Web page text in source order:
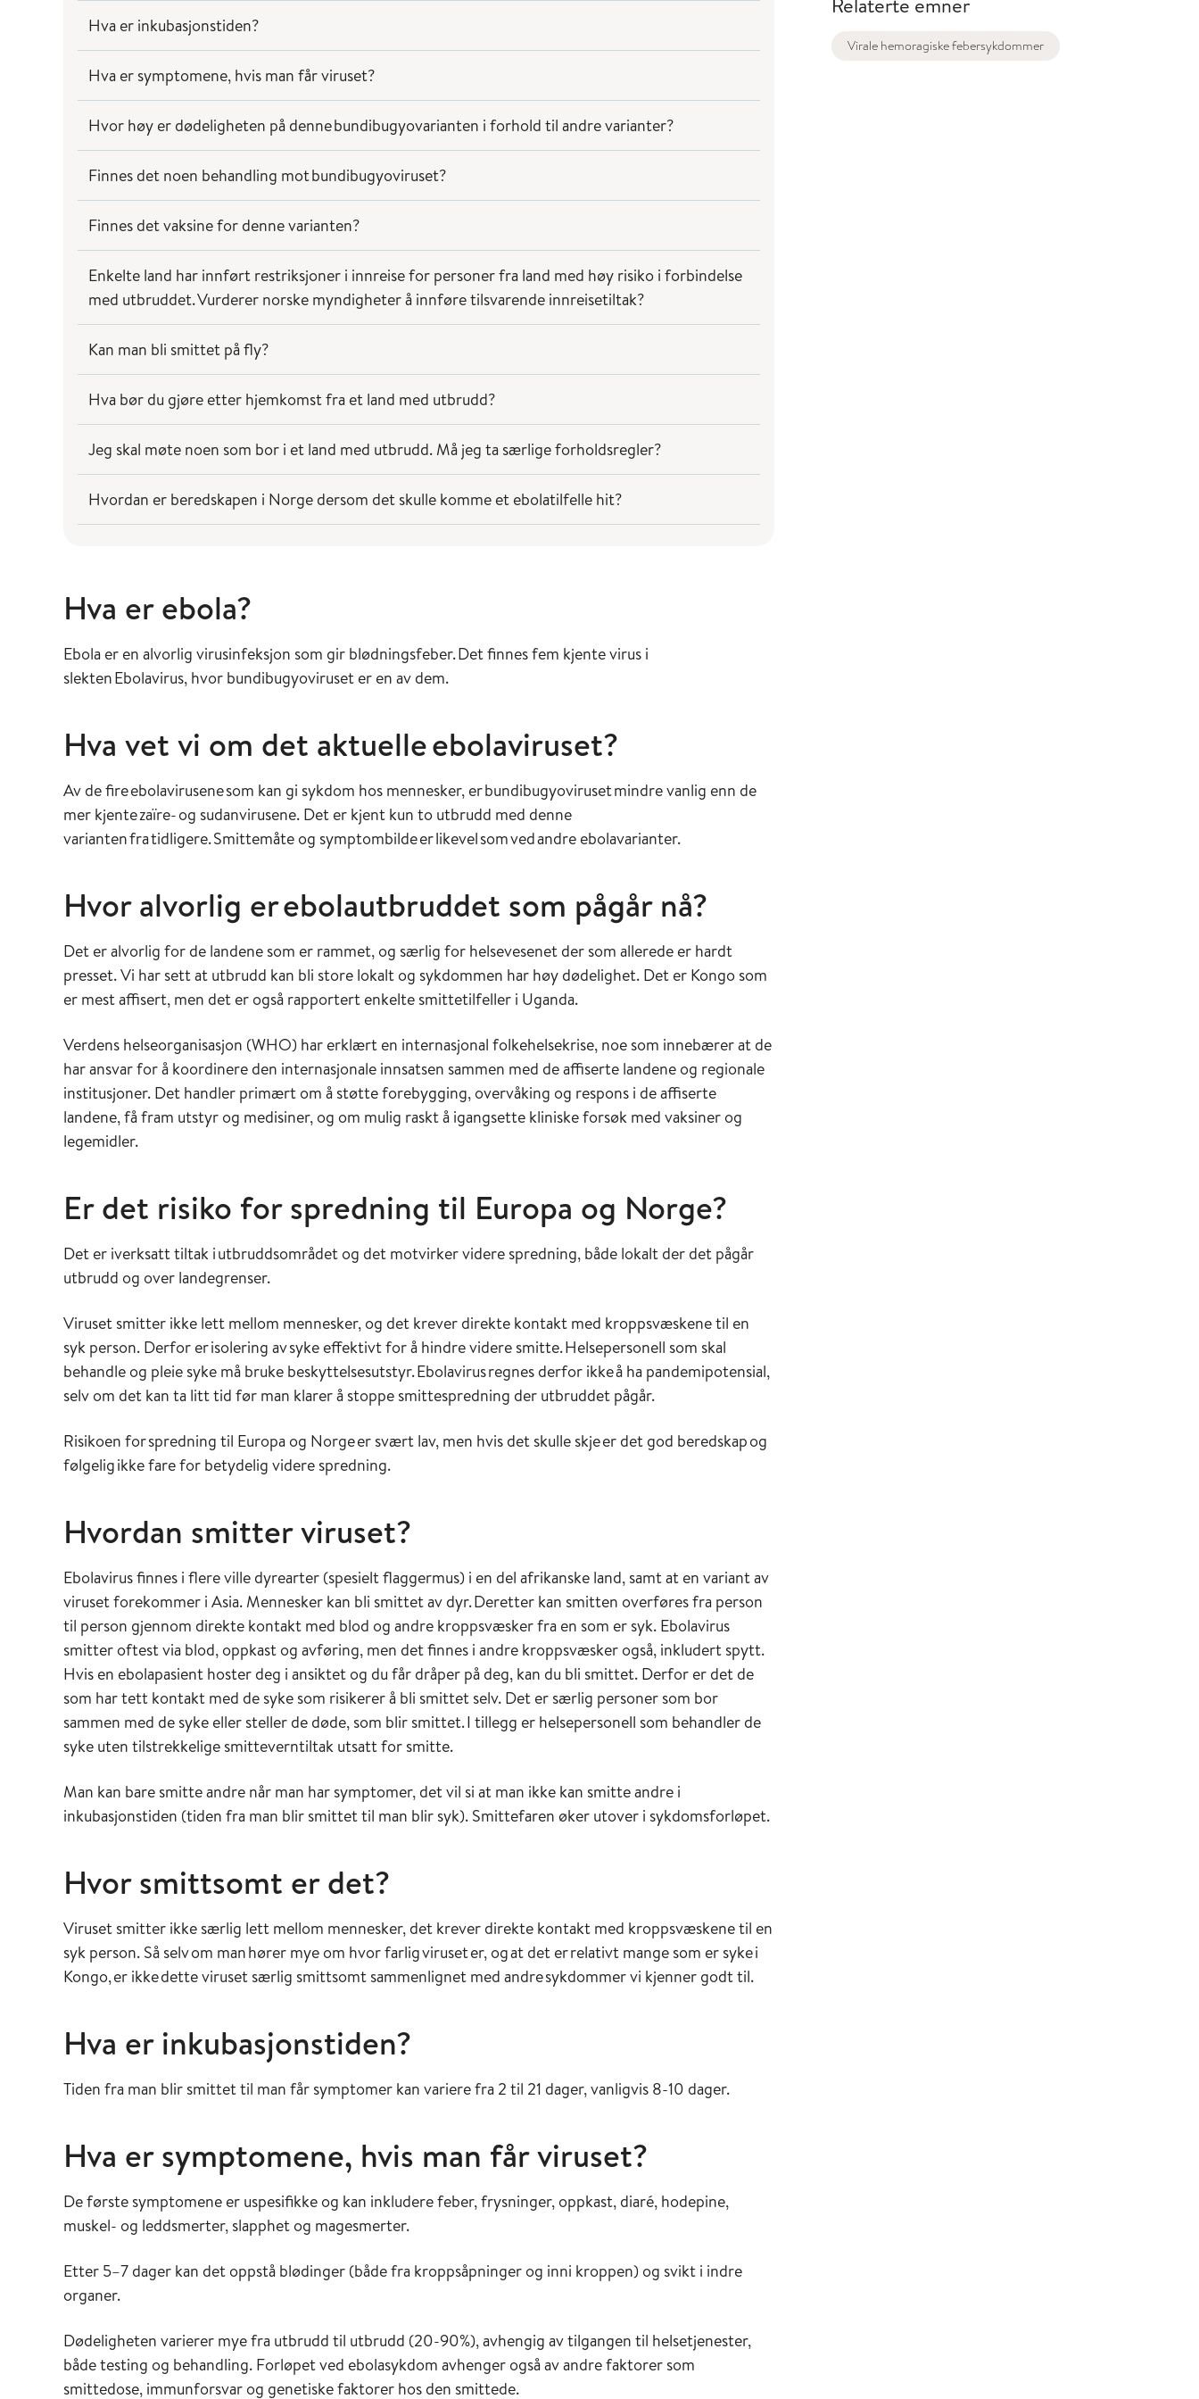
Hva er inkubasjonstiden?
Hva er symptomene, hvis man får viruset?
Hvor høy er dødeligheten på denne bundibugyovarianten i forhold til andre varianter?
Finnes det noen behandling mot bundibugyoviruset?
Finnes det vaksine for denne varianten?
Enkelte land har innført restriksjoner i innreise for personer fra land med høy risiko i forbindelse
med utbruddet. Vurderer norske myndigheter å innføre tilsvarende innreisetiltak?
Kan man bli smittet på fly?
Hva bør du gjøre etter hjemkomst fra et land med utbrudd?
Jeg skal møte noen som bor i et land med utbrudd. Må jeg ta særlige forholdsregler?
Hvordan er beredskapen i Norge dersom det skulle komme et ebolatilfelle hit?
Hva er ebola?
Ebola er en alvorlig virusinfeksjon som gir blødningsfeber. Det finnes fem kjente virus i
slekten Ebolavirus, hvor bundibugyoviruset er en av dem.
Hva vet vi om det aktuelle ebolaviruset?
Av de fire ebolavirusene som kan gi sykdom hos mennesker, er bundibugyoviruset mindre vanlig enn de
mer kjente zaïre- og sudanvirusene. Det er kjent kun to utbrudd med denne
varianten fra tidligere. Smittemåte og symptombilde er likevel som ved andre ebolavarianter.
Hvor alvorlig er ebolautbruddet som pågår nå?
Det er alvorlig for de landene som er rammet, og særlig for helsevesenet der som allerede er hardt
presset. Vi har sett at utbrudd kan bli store lokalt og sykdommen har høy dødelighet. Det er Kongo som
er mest affisert, men det er også rapportert enkelte smittetilfeller i Uganda.
Verdens helseorganisasjon (WHO) har erklært en internasjonal folkehelsekrise, noe som innebærer at de
har ansvar for å koordinere den internasjonale innsatsen sammen med de affiserte landene og regionale
institusjoner. Det handler primært om å støtte forebygging, overvåking og respons i de affiserte
landene, få fram utstyr og medisiner, og om mulig raskt å igangsette kliniske forsøk med vaksiner og
legemidler.
Er det risiko for spredning til Europa og Norge?
Det er iverksatt tiltak i utbruddsområdet og det motvirker videre spredning, både lokalt der det pågår
utbrudd og over landegrenser.
Viruset smitter ikke lett mellom mennesker, og det krever direkte kontakt med kroppsvæskene til en
syk person. Derfor er isolering av syke effektivt for å hindre videre smitte. Helsepersonell som skal
behandle og pleie syke må bruke beskyttelsesutstyr. Ebolavirus regnes derfor ikke å ha pandemipotensial,
selv om det kan ta litt tid før man klarer å stoppe smittespredning der utbruddet pågår.
Risikoen for spredning til Europa og Norge er svært lav, men hvis det skulle skje er det god beredskap og
følgelig ikke fare for betydelig videre spredning.
Hvordan smitter viruset?
Ebolavirus finnes i flere ville dyrearter (spesielt flaggermus) i en del afrikanske land, samt at en variant av
viruset forekommer i Asia. Mennesker kan bli smittet av dyr. Deretter kan smitten overføres fra person
til person gjennom direkte kontakt med blod og andre kroppsvæsker fra en som er syk. Ebolavirus
smitter oftest via blod, oppkast og avføring, men det finnes i andre kroppsvæsker også, inkludert spytt.
Hvis en ebolapasient hoster deg i ansiktet og du får dråper på deg, kan du bli smittet. Derfor er det de
som har tett kontakt med de syke som risikerer å bli smittet selv. Det er særlig personer som bor
sammen med de syke eller steller de døde, som blir smittet. I tillegg er helsepersonell som behandler de
syke uten tilstrekkelige smitteverntiltak utsatt for smitte.
Man kan bare smitte andre når man har symptomer, det vil si at man ikke kan smitte andre i
inkubasjonstiden (tiden fra man blir smittet til man blir syk). Smittefaren øker utover i sykdomsforløpet.
Hvor smittsomt er det?
Viruset smitter ikke særlig lett mellom mennesker, det krever direkte kontakt med kroppsvæskene til en
syk person. Så selv om man hører mye om hvor farlig viruset er, og at det er relativt mange som er syke i
Kongo, er ikke dette viruset særlig smittsomt sammenlignet med andre sykdommer vi kjenner godt til.
Hva er inkubasjonstiden?
Tiden fra man blir smittet til man får symptomer kan variere fra 2 til 21 dager, vanligvis 8-10 dager.
Hva er symptomene, hvis man får viruset?
De første symptomene er uspesifikke og kan inkludere feber, frysninger, oppkast, diaré, hodepine,
muskel- og leddsmerter, slapphet og magesmerter.
Etter 5–7 dager kan det oppstå blødinger (både fra kroppsåpninger og inni kroppen) og svikt i indre
organer.
Dødeligheten varierer mye fra utbrudd til utbrudd (20-90%), avhengig av tilgangen til helsetjenester,
både testing og behandling. Forløpet ved ebolasykdom avhenger også av andre faktorer som
smittedose, immunforsvar og genetiske faktorer hos den smittede.
Relaterte emner
Virale hemoragiske febersykdommer